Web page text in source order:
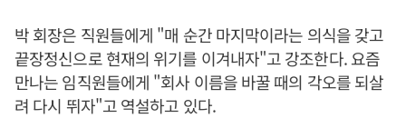
박 회장은 직원들에게 "매 순간 마지막이라는 의식을 갖고
끝장정신으로 현재의 위기를 이겨내자"고 강조한다. 요즘
만나는 임직원들에게 "회사 이름을 바꿀 때의 각오를 되살
려 다시 뛰자"고 역설하고 있다.